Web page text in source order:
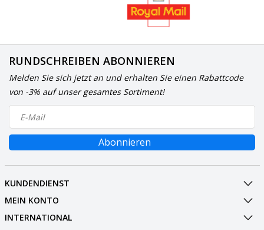
RUNDSCHREIBEN ABONNIEREN
Melden Sie sich jetzt an und erhalten Sie einen Rabattcode
von -3% auf unser gesamtes Sortiment!
Abonnieren
KUNDENDIENST
MEIN KONTO
INTERNATIONAL